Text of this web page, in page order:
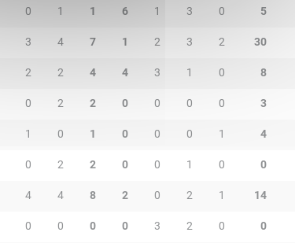
0 1 1 6 1 3 0 5
3 4 7 1 2 3 2 30
2 2 4 4 3 1 0 8
0 2 2 0 0 0 0 3
1 0 1 0 0 0 1 4
0 2 2 0 0 1 0 0
4 4 8 2 0 2 1 14
0 0 0 0 3 2 0 0